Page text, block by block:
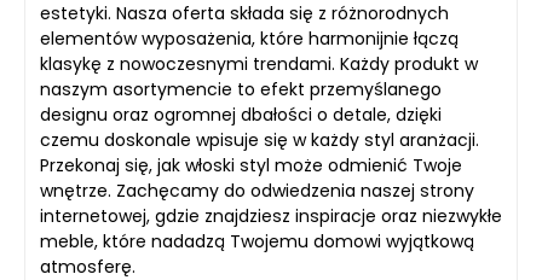
estetyki. Nasza oferta składa się z różnorodnych
elementów wyposażenia, które harmonijnie łączą
klasykę z nowoczesnymi trendami. Każdy produkt w
naszym asortymencie to efekt przemyślanego
designu oraz ogromnej dbałości o detale, dzięki
czemu doskonale wpisuje się w każdy styl aranżacji.
Przekonaj się, jak włoski styl może odmienić Twoje
wnętrze. Zachęcamy do odwiedzenia naszej strony
internetowej, gdzie znajdziesz inspiracje oraz niezwykłe
meble, które nadadzą Twojemu domowi wyjątkową
atmosferę.